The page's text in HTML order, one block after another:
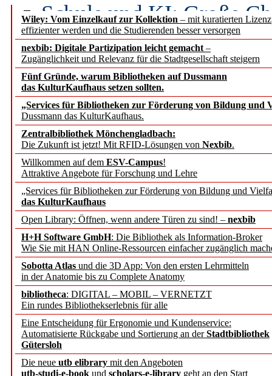
Wiley: Vom Einzelkauf zur Kollektion – mit kuratierten
effizienter werden und die Studierenden besser versorgen
nexbib: Digitale Partizipation leicht gemacht –
Zugänglichkeit und Relevanz für die Stadtgesellschaft steigern
Fünf Gründe, warum Bibliotheken auf Dussmann
das KulturKaufhaus setzen sollten.
„Services für Bibliotheken zur Förderung von Bildung und
Dussmann das KulturKaufhaus.
Zentralbibliothek Mönchengladbach:
Die Zukunft ist jetzt! Mit RFID-Lösungen von Nexbib.
Willkommen auf dem ESV-Campus!
Attraktive Angebote für Forschung und Lehre
„Services für Bibliotheken zur Förderung von Bildung und
das KulturKaufhaus
Open Library: Öffnen, wenn andere Türen zu sind! – nexbib
H+H Software GmbH: Die Bibliothek als Information-Broker
Wie Sie mit HAN Online-Ressourcen einfacher zugänglich
Sobotta Atlas und die 3D App: Von den ersten Lehrmitteln
in der Anatomie bis zu Complete Anatomy
bibliotheca: DIGITAL – MOBIL – VERNETZT
Ein rundes Bibliothekserlebnis für alle
Eine Entscheidung für Ergonomie und Kundenservice:
Automatisierte Rückgabe und Sortierung an derStadtbibliothek
Gütersloh
Die neue utb elibrary mit den Angeboten
utb-studi-e-book und scholars-e-library geht an den Start
Schule und KI: Große
Voraussetzungen
Erfolgreiches erstes
Segment Research –
angepasst
konstruktiv!
Mohr Siebeck
und die Zeitschrift für
Francke Attempto
EBSCO Information
Recherchefunktionen in
Sorbisches Institut neu
Geschichte und